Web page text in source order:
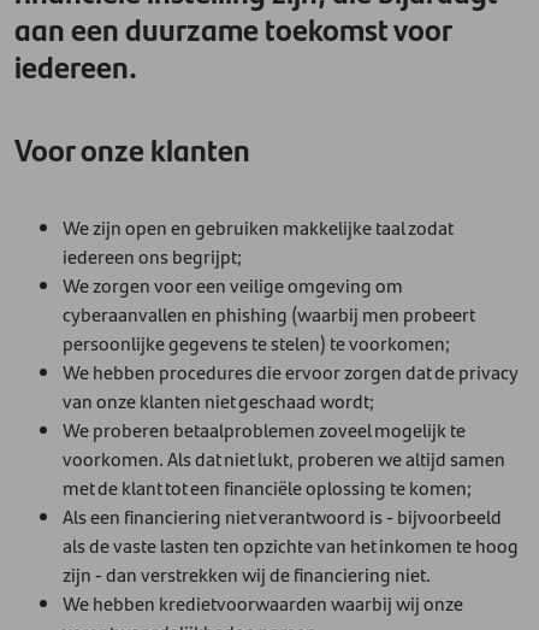
aan een duurzame toekomst voor
iedereen.
Voor onze klanten
We zijn open en gebruiken makkelijke taal zodat
iedereen ons begrijpt;
We zorgen voor een veilige omgeving om
cyberaanvallen en phishing (waarbij men probeert
persoonlijke gegevens te stelen) te voorkomen;
We hebben procedures die ervoor zorgen dat de privacy
van onze klanten niet geschaad wordt;
We proberen betaalproblemen zoveel mogelijk te
voorkomen. Als dat niet lukt, proberen we altijd samen
met de klant tot een financiële oplossing te komen;
Als een financiering niet verantwoord is - bijvoorbeeld
als de vaste lasten ten opzichte van het inkomen te hoog
zijn - dan verstrekken wij de financiering niet.
We hebben kredietvoorwaarden waarbij wij onze